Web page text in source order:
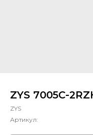
ZYS 7005C-
ZYS
Артикул: